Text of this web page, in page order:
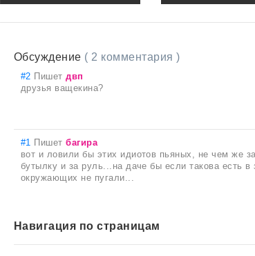
Обсуждение ( 2 комментария )
#2 Пишетдвп
друзья ващекина?
#1 Пишетбагира
вот и ловили бы этих идиотов пьяных, не чем же
бутылку и за руль...на даче бы если такова есть
окружающих не пугали...
Навигация по страницам